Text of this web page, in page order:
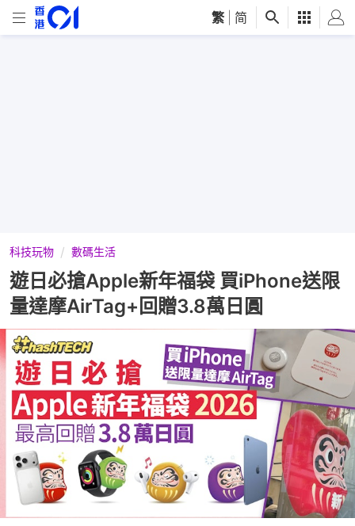
繁 简
科技玩物 數碼生活
遊日必搶Apple新年福袋 買iPhone送限
量達摩AirTag+回贈3.8萬日圓